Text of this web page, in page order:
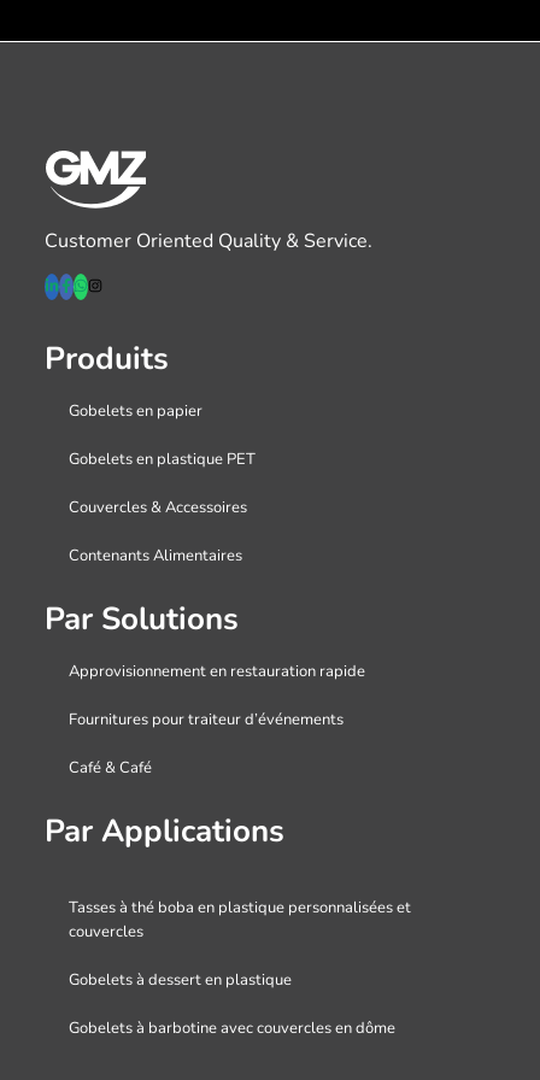
Customer Oriented Quality & Service.
Produits
Gobelets en papier
Gobelets en plastique PET
Couvercles & Accessoires
Contenants Alimentaires
Par Solutions
Approvisionnement en restauration rapide
Fournitures pour traiteur d’événements
Café & Café
Par Applications
Tasses à thé boba en plastique personnalisées et
couvercles
Gobelets à dessert en plastique
Gobelets à barbotine avec couvercles en dôme